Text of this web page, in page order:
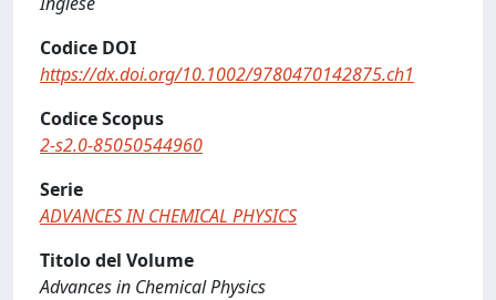
Codice DOI
https://dx.doi.org/10.1002/9780470142875.ch1
Codice Scopus
2-s2.0-85050544960
Serie
ADVANCES IN CHEMICAL PHYSICS
Titolo del Volume
Advances in Chemical Physics